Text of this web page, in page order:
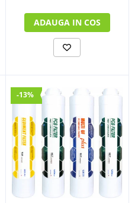
ADAUGA IN COS
-13%